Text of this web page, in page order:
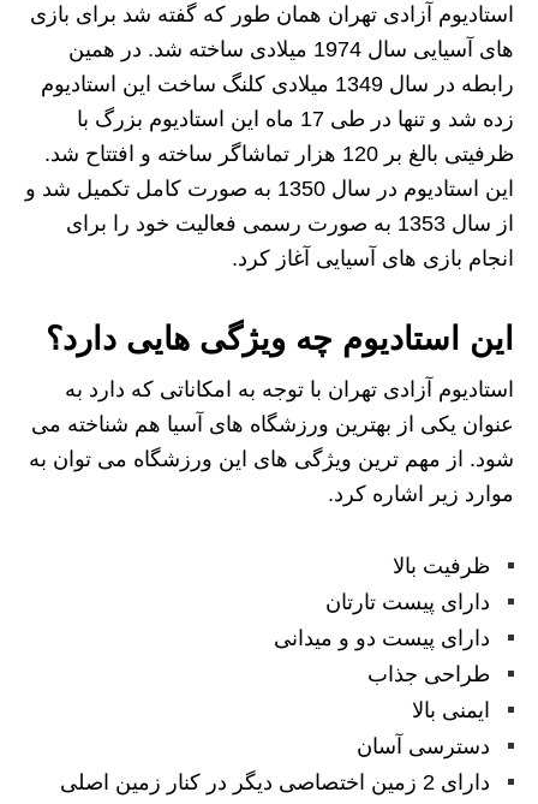
استادیوم آزادی تهران همان طور که گفته شد برای بازی
های آسیایی سال 1974 میلادی ساخته شد. در همین
رابطه در سال 1349 میلادی کلنگ ساخت این استادیوم
زده شد و تنها در طی 17 ماه این استادیوم بزرگ با
ظرفیتی بالغ بر 120 هزار تماشاگر ساخته و افتتاح شد.
این استادیوم در سال 1350 به صورت کامل تکمیل شد و
از سال 1353 به صورت رسمی فعالیت خود را برای
انجام بازی های آسیایی آغاز کرد.
این استادیوم چه ویژگی هایی دارد؟
استادیوم آزادی تهران با توجه به امکاناتی که دارد به
عنوان یکی از بهترین ورزشگاه های آسیا هم شناخته می
شود. از مهم ترین ویژگی های این ورزشگاه می توان به
موارد زیر اشاره کرد.
ظرفیت بالا
دارای پیست تارتان
دارای پیست دو و میدانی
طراحی جذاب
ایمنی بالا
دسترسی آسان
دارای 2 زمین اختصاصی دیگر در کنار زمین اصلی